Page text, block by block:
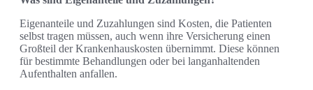
Eigenanteile und Zuzahlungen sind Kosten, die Patienten
selbst tragen müssen, auch wenn ihre Versicherung einen
Großteil der Krankenhauskosten übernimmt. Diese können
für bestimmte Behandlungen oder bei langanhaltenden
Aufenthalten anfallen.